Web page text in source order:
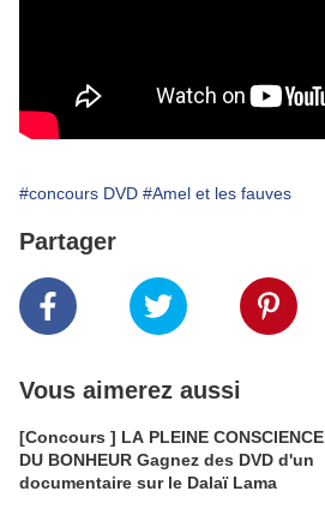
#concours DVD #Amel et les fauves
Partager
Vous aimerez aussi
[Concours ] LA PLEINE CONSCIENCE
DU BONHEUR Gagnez des DVD d'un
documentaire sur le Dalaï Lama